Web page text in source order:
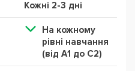
Кожні 2-3 дні
На кожному
рівні навчання
(від А1 до С2)